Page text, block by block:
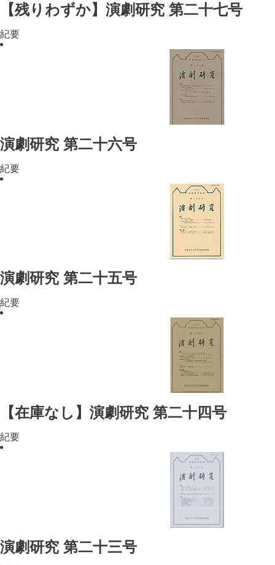
【残りわずか】演劇研究 第二十七号
紀要
演劇研究 第二十六号
紀要
演劇研究 第二十五号
紀要
【在庫なし】演劇研究 第二十四号
紀要
演劇研究 第二十三号